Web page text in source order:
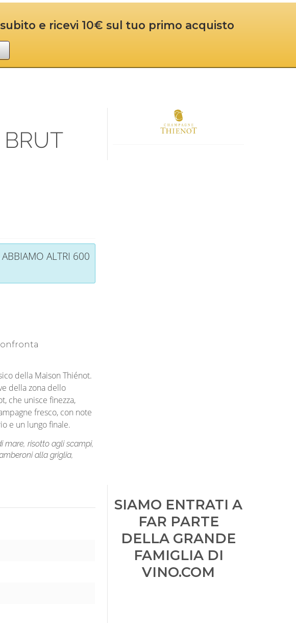
e ricevi 10€ sul tuo primo acquisto
ALTRI 600
della Maison Thiénot.
della zona dello
che unisce finezza,
fresco, con note
e un lungo finale.
mare, risotto agli scampi,
alla griglia,
SIAMO ENTRATI A
FAR PARTE
DELLA GRANDE
FAMIGLIA DI
VINO.COM